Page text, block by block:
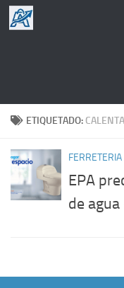
Saltar al contenido
ETIQUETADO:
FERRETERIA
EPA
de